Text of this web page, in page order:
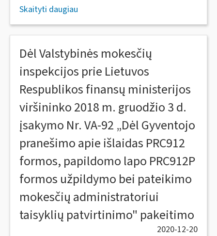
Skaityti daugiau
Dėl Valstybinės mokesčių
inspekcijos prie Lietuvos
Respublikos finansų ministerijos
viršininko 2018 m. gruodžio 3 d.
įsakymo Nr. VA-92 „Dėl Gyventojo
pranešimo apie išlaidas PRC912
formos, papildomo lapo PRC912P
formos užpildymo bei pateikimo
mokesčių administratoriui
taisyklių patvirtinimo" pakeitimo
2020-12-20